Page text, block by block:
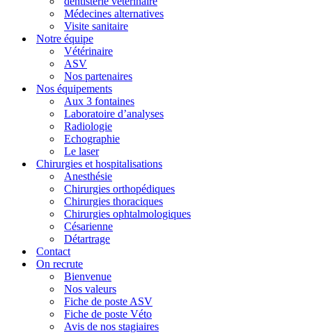
Médecines alternatives
Visite sanitaire
Notre équipe
Vétérinaire
ASV
Nos partenaires
Nos équipements
Aux 3 fontaines
Laboratoire d’analyses
Radiologie
Echographie
Le laser
Chirurgies et hospitalisations
Anesthésie
Chirurgies orthopédiques
Chirurgies thoraciques
Chirurgies ophtalmologiques
Césarienne
Détartrage
Contact
On recrute
Bienvenue
Nos valeurs
Fiche de poste ASV
Fiche de poste Véto
Avis de nos stagiaires